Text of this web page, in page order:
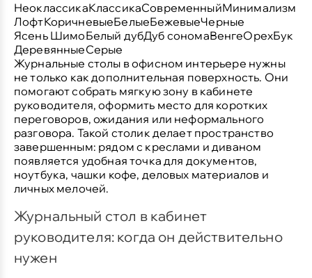
НеоклассикаКлассикаСовременныйМинимализм
ЛофтКоричневыеБелыеБежевыеЧерные
Ясень ШимоБелый дубДуб сономаВенгеОрехБук
ДеревянныеСерые
Журнальные столы в офисном интерьере нужны
не только как дополнительная поверхность. Они
помогают собрать мягкую зону в кабинете
руководителя, оформить место для коротких
переговоров, ожидания или неформального
разговора. Такой столик делает пространство
завершенным: рядом с креслами и диваном
появляется удобная точка для документов,
ноутбука, чашки кофе, деловых материалов и
личных мелочей.
Журнальный стол в кабинет
руководителя: когда он действительно
нужен